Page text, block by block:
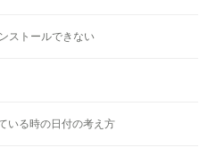
ストールできない
いる時の日付の考え方